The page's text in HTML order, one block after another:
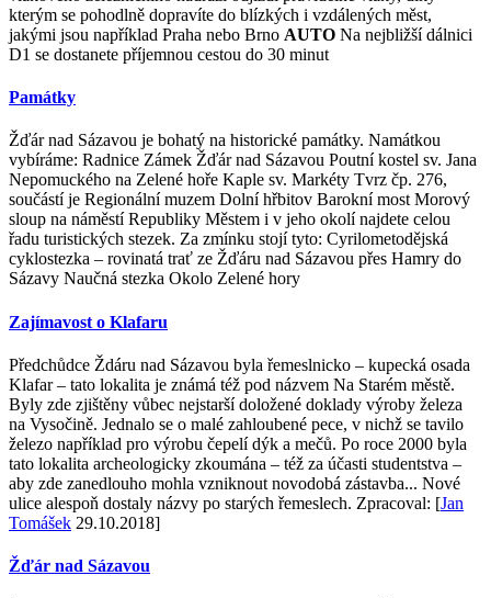
kterým se pohodlně dopravíte do blízkých i vzdálených měst,
jakými jsou například Praha nebo Brno AUTO Na nejbližší dálnici
D1 se dostanete příjemnou cestou do 30 minut
Památky
Žďár nad Sázavou je bohatý na historické památky. Namátkou
vybíráme: Radnice Zámek Žďár nad Sázavou Poutní kostel sv. Jana
Nepomuckého na Zelené hoře Kaple sv. Markéty Tvrz čp. 276,
součástí je Regionální muzem Dolní hřbitov Barokní most Morový
sloup na náměstí Republiky Městem i v jeho okolí najdete celou
řadu turistických stezek. Za zmínku stojí tyto: Cyrilometodějská
cyklostezka – rovinatá trať ze Žďáru nad Sázavou přes Hamry do
Sázavy Naučná stezka Okolo Zelené hory
Zajímavost o Klafaru
Předchůdce Ždáru nad Sázavou byla řemeslnicko – kupecká osada
Klafar – tato lokalita je známá též pod názvem Na Starém městě.
Byly zde zjištěny vůbec nejstarší doložené doklady výroby železa
na Vysočině. Jednalo se o malé zahloubené pece, v nichž se tavilo
železo například pro výrobu čepelí dýk a mečů. Po roce 2000 byla
tato lokalita archeologicky zkoumána – též za účasti studentstva –
aby zde zanedlouho mohla vzniknout novodobá zástavba... Nové
ulice alespoň dostaly názvy po starých řemeslech. Zpracoval: [Jan
Tomášek 29.10.2018]
Žďár nad Sázavou